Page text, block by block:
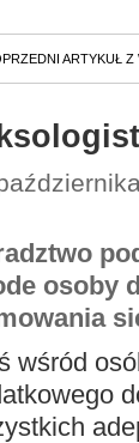
ARTYKUŁ Z
osoby
wśród